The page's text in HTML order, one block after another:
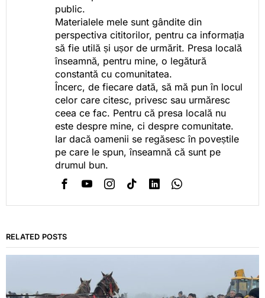
public.
Materialele mele sunt gândite din
perspectiva cititorilor, pentru ca informația
să fie utilă și ușor de urmărit. Presa locală
înseamnă, pentru mine, o legătură
constantă cu comunitatea.
Încerc, de fiecare dată, să mă pun în locul
celor care citesc, privesc sau urmăresc
ceea ce fac. Pentru că presa locală nu
este despre mine, ci despre comunitate.
Iar dacă oamenii se regăsesc în poveștile
pe care le spun, înseamnă că sunt pe
drumul bun.
RELATED POSTS